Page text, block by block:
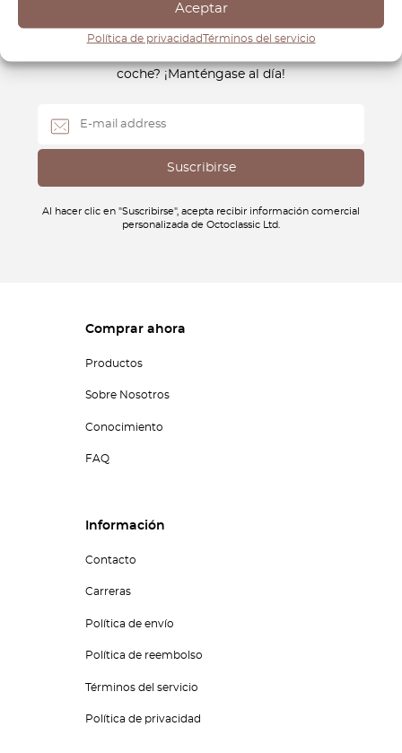
Aceptar
Política de privacidadTérminos del servicio
Boletín de noticias
coche? ¡Manténgase al día!
Al hacer clic en "Suscribirse", acepta recibir información comercial
personalizada de Octoclassic Ltd.
Comprar ahora
Productos
Sobre Nosotros
Conocimiento
FAQ
Información
Contacto
Carreras
Política de envío
Política de reembolso
Términos del servicio
Política de privacidad